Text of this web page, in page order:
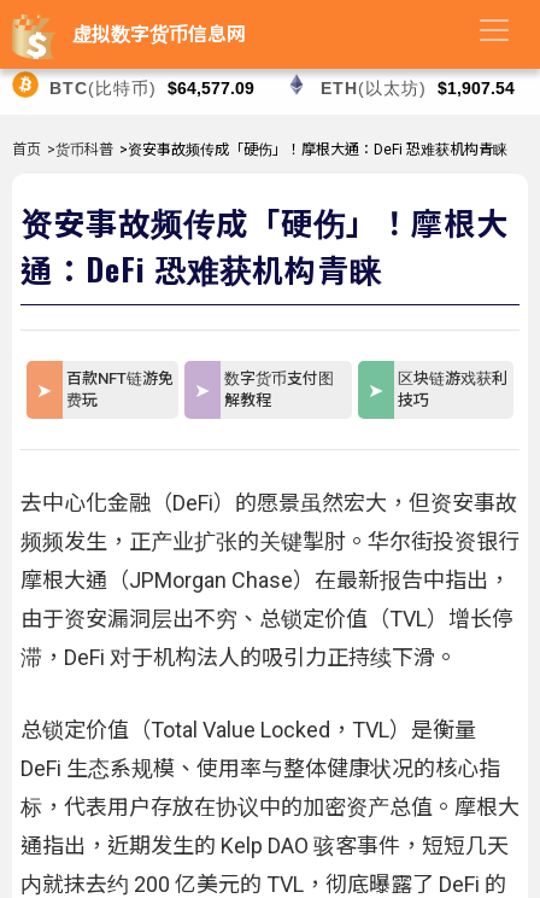
虚拟数字货币信息网
BTC(比特币) $64,577.09 ETH(以太坊) $1,907.54
首页 >货币科普 >资安事故频传成「硬伤」！摩根大通：DeFi 恐难获机构青睐
资安事故频传成「硬伤」！摩根大
通：DeFi 恐难获机构青睐
百款NFT链游免
费玩
数字货币支付图
解教程
区块链游戏获利
技巧
去中心化金融（DeFi）的愿景虽然宏大，但资安事故
频频发生，正产业扩张的关键掣肘。华尔街投资银行
摩根大通（JPMorgan Chase）在最新报告中指出，
由于资安漏洞层出不穷、总锁定价值（TVL）增长停
滞，DeFi 对于机构法人的吸引力正持续下滑。
总锁定价值（Total Value Locked，TVL）是衡量
DeFi 生态系规模、使用率与整体健康状况的核心指
标，代表用户存放在协议中的加密资产总值。摩根大
通指出，近期发生的 Kelp DAO 骇客事件，短短几天
内就抹去约 200 亿美元的 TVL，彻底曝露了 DeFi 的